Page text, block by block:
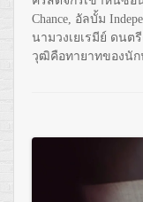
Chance, อัลบั้ม
นามวงเยเรมีย์ ดนต
วุฒิคือทายาทของนัก